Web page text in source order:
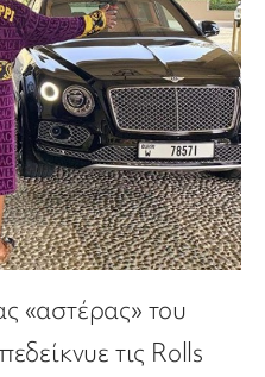
«αστέρας» του
τις Rolls